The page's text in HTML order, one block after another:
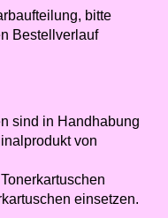
bitte
Bestellverlauf
sind in Handhabung
von
einsetzen.